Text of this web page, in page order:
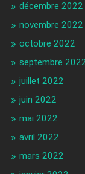
décembre 2022
novembre 2022
octobre 2022
septembre
juillet 2022
juin 2022
mai 2022
avril 2022
mars 2022